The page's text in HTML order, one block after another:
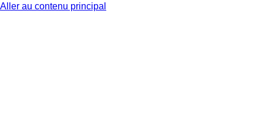
Aller au contenu principal